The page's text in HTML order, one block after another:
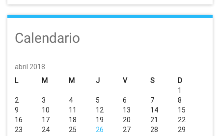
Calendario
abril 2018
L
M M J V S D
1
2
3 4 5 6 7
8
9
10 11 12 13 14
15
16
17 18 19 20 21
22
23
24 25 26 27 28
29